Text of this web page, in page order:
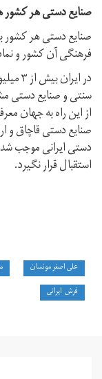
صنایع دستی هر
صنایع دستی هر کشور
فرهنگی آن کشور و
سنتی و صنایع دستی
از این راه به جهان
صنایع دستی قاچاق و
دستی ایرانی موجب
استقبال قرار نگیرد.
علی اصغر مونسان
فرش ایرانی